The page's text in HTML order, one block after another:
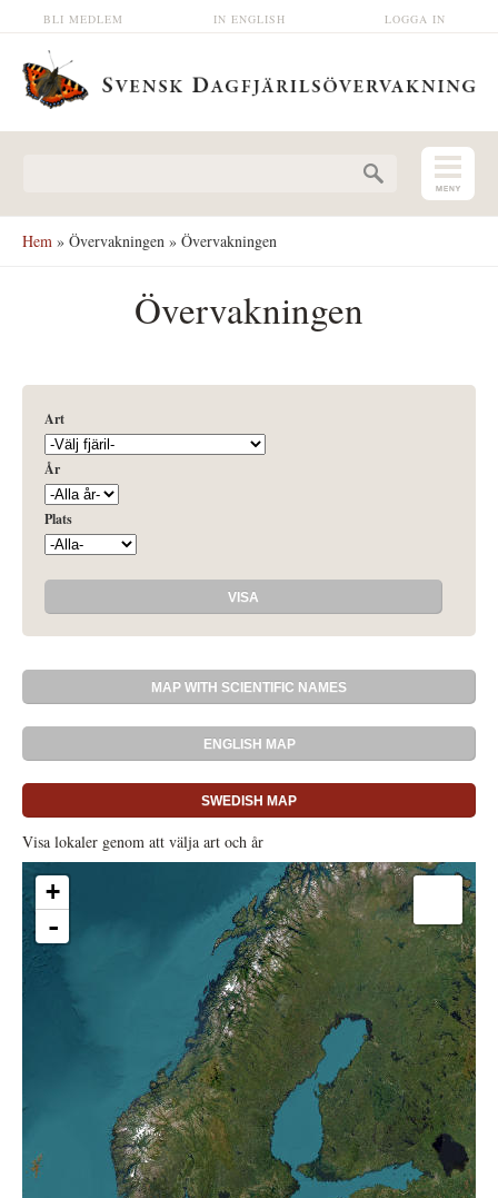
Hoppa till huvudinnehåll LOGGA IN
IN ENGLISH
BLI MEDLEM
Hem » Övervakningen » Övervakningen
Övervakningen
Art
År
Plats
Visa lokaler genom att välja art och år
+
-